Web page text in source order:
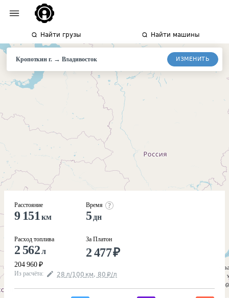
Найти грузы Найти машины
Кропоткин г.→ Владивосток ИЗМЕНИТЬ
Расстояние
9 151 км
Расход топлива
2 562л
204 960 ₽
Время
5 дн
За Платон
2 477₽
Из расчёта: 28 л/100 км, 80 ₽/л